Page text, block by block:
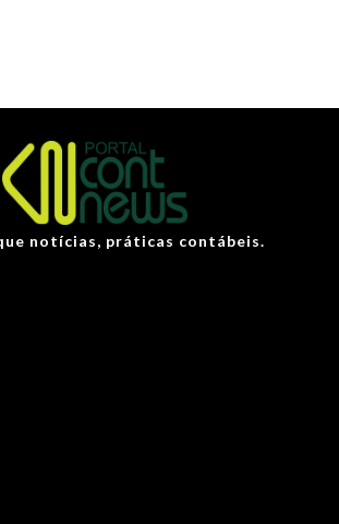
notícias, práticas contábeis.